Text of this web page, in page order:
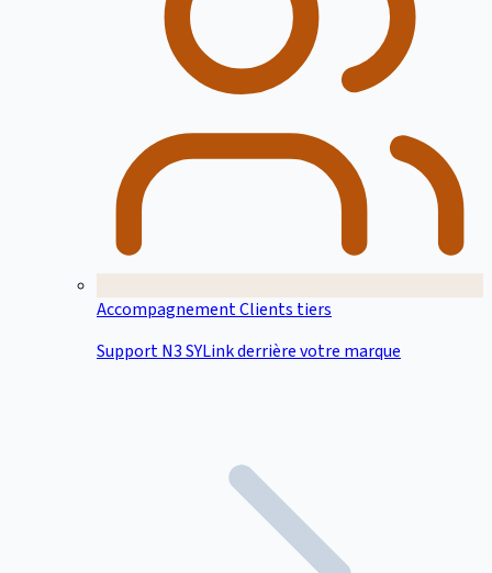
Accompagnement Clients tiers
Support N3 SYLink derrière votre marque